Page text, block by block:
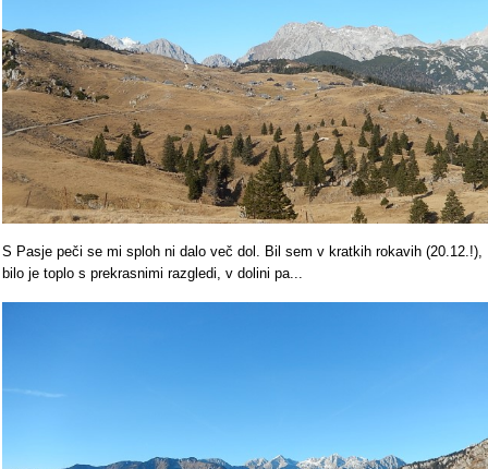
S Pasje peči se mi sploh ni dalo več dol. Bil sem v kratkih rokavih (20.12.!),
bilo je toplo s prekrasnimi razgledi, v dolini pa...